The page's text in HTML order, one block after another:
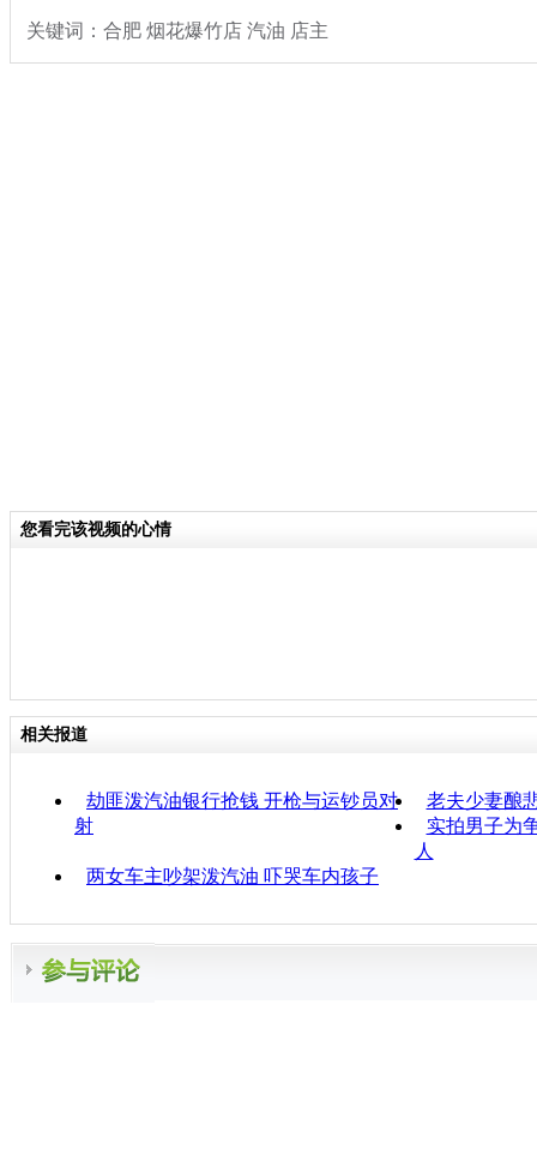
关键词：合肥 烟花爆竹店 汽油 店主
您看完该视频的心情
相关报道
劫匪泼汽油银行抢钱 开枪与运钞员对
射
老夫少妻酿
实拍男子为
人
两女车主吵架泼汽油 吓哭车内孩子